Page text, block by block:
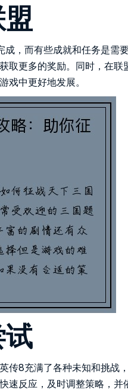
，而有些成就和任务是需
取更多的奖励。同时，在联
戏中更好地发展。
传8充满了各种未知和挑战
速反应，及时调整策略，